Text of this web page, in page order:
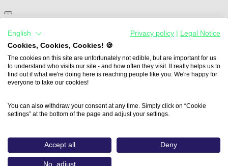
Medienprofis im Klassenzimmer
Future Skills Förderung
Veranstaltungen
Publikationen
Expertenblog
Ausbilder:innen und Medienunternehmen
Lehrer:innen
Übersicht
Media For You München
English Privacy policy
Legal Notice
Cookies, Cookies, Cookies! 🍪
The cookies on this site are unfortunately not edible, but are important for us
to understand who visits our site - and how often they visit. It really helps us to
find out if what we're doing here is reaching people like you. We're happy for
everyone to take our cookies!
You can also withdraw your consent at any time. Simply click on “Cookie
settings” at the bottom of the page and adjust your settings.
Accept all Deny
No, adjust